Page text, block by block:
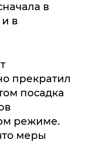
в
в
прекратил
посадка
режиме.
меры